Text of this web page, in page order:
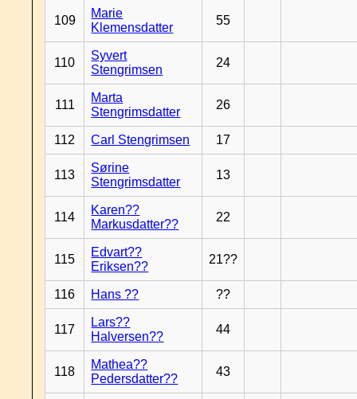
109
Marie
Klemensdatter
55
110
Syvert
Stengrimsen
24
111
Marta
Stengrimsdatter
26
112 Carl Stengrimsen 17
113
Sørine
Stengrimsdatter
13
114
Karen??
Markusdatter??
22
115
Edvart??
Eriksen??
21??
116 Hans ?? ??
117
Lars??
Halversen??
44
118
Mathea??
Pedersdatter??
43